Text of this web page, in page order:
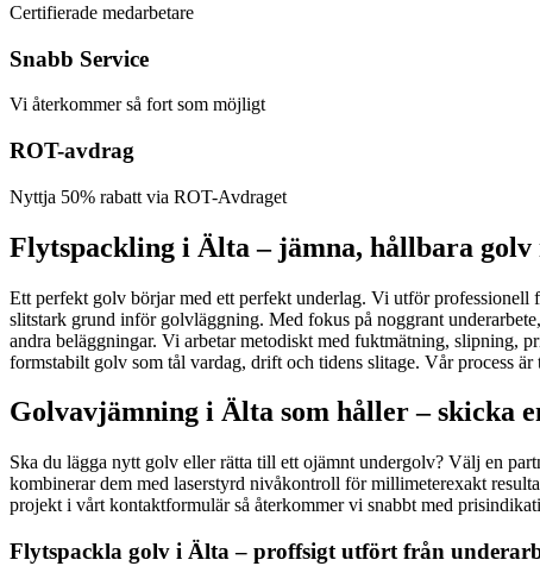
Certifierade medarbetare
Snabb Service
Vi återkommer så fort som möjligt
ROT-avdrag
Nyttja 50% rabatt via ROT-Avdraget
Flytspackling i Älta – jämna, hållbara
Ett perfekt golv börjar med ett perfekt underlag. Vi utför professionell
slitstark grund inför golvläggning. Med fokus på noggrant
andra beläggningar. Vi arbetar metodiskt med fuktmätning, slipning,
formstabilt golv som tål vardag, drift och tidens slitage. Vår process
Golvavjämning i Älta som håller – skicka
Ska du lägga nytt golv eller rätta till ett ojämnt undergolv? Välj en
kombinerar dem med laserstyrd nivåkontroll för millimeterexakt
projekt i vårt kontaktformulär så återkommer vi snabbt med
Flytspackla golv i Älta – proffsigt utfört från